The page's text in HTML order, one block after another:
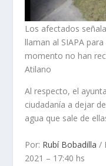
Los afectados
llaman al SIAPA
momento no han
Atilano
Al respecto, el
ciudadanía a dejar
agua que sale de
Por: Rubí Bobadilla /
2021 – 17:40 hs